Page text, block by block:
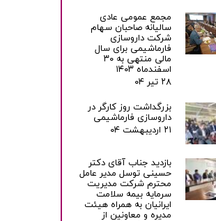
مجمع عمومی عادی
سالیانه صاحبان سهام
شرکت داروسازی
فارماشیمی برای سال
مالی منتهی به ۳۰
اسفندماه ۱۴۰۳
۲۸ تیر ۰۴
بزرگداشت روز کارگر در
داروسازی فارماشیمی
۲۱ اردیبهشت ۰۴
بازدید جناب آقای دکتر
حسینی توسل مدیر عامل
محترم شرکت مدیریت
سرمایه بیمه سلامت
ایرانیان به همراه هیئت
مدیره و معاونین از